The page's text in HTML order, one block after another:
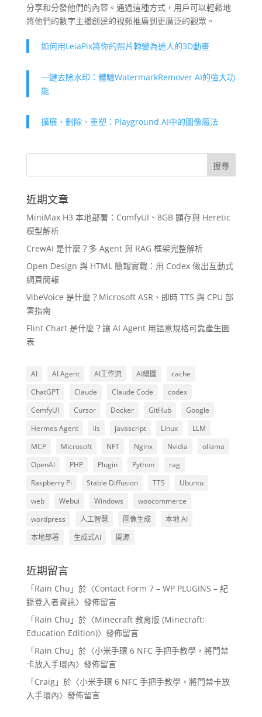
分享和分發他們的內容。通過這種方式，用戶可以輕鬆地
將他們的數字主播創建的視頻推廣到更廣泛的觀眾。
如何用LeiaPix將你的照片轉變為迷人的3D動畫
一鍵去除水印：體驗WatermarkRemover AI的強大功
能
擴展、刪除、重塑：Playground AI中的圖像魔法
近期文章
MiniMax H3 本地部署：ComfyUI、8GB 顯存與 Heretic
模型解析
CrewAI 是什麼？多 Agent 與 RAG 框架完整解析
Open Design 與 HTML 簡報實戰：用 Codex 做出互動式
網頁簡報
VibeVoice 是什麼？Microsoft ASR、即時 TTS 與 CPU 部
署指南
Flint Chart 是什麼？讓 AI Agent 用語意規格可靠產生圖
表
AI AI Agent AI工作流 AI繪圖
cache
ChatGPT
Claude Claude Code
codex
ComfyUI
Cursor Docker GitHub
Google
Hermes Agent
iis javascript Linux
LLM
MCP
Microsoft NFT Nginx Nvidia
ollama
OpenAI
PHP Plugin Python
rag
Raspberry Pi
Stable Diffusion TTS
Ubuntu
web
Webui Windows
woocommerce
wordpress
人工智慧 圖像生成
本地 AI
本地部署
生成式AI 開源
近期留言
「Rain Chu 」於〈Contact Form 7 – WP PLUGINS – 紀
錄登入者資訊〉發佈留言
「Rain Chu 」於〈Minecraft 教育版 (Minecraft:
Education Edition)〉發佈留言
「Rain Chu 」於〈小米手環 6 NFC 手把手教學，將門禁
卡放入手環內〉發佈留言
「Craig」於〈小米手環 6 NFC 手把手教學，將門禁卡放
入手環內〉發佈留言